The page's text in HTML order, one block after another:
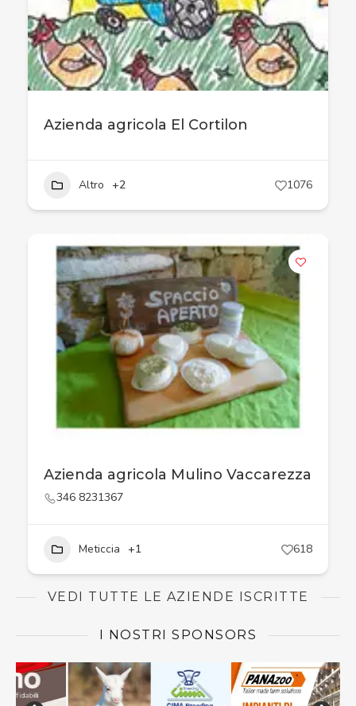
Azienda agricola El Cortilon
Altro +2 1076
Azienda agricola Mulino Vaccarezza
346 8231367
Meticcia +1 618
VEDI TUTTE LE AZIENDE ISCRITTE
I NOSTRI SPONSORS